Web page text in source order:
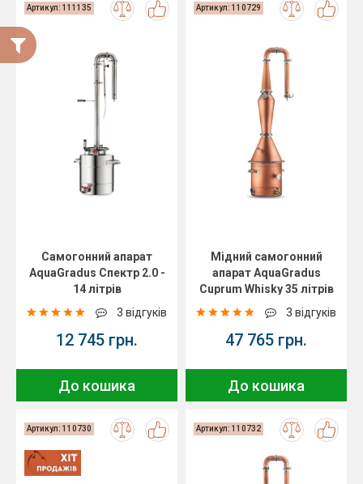
Артикул: 111135
Самогонний апарат
AquaGradus Спектр 2.0 -
14 літрів
3 відгуків
12 745 грн.
До кошика
Артикул: 110729
Мідний самогонний
апарат AquaGradus
Cuprum Whisky 35 літрів
3 відгуків
47 765 грн.
До кошика
Артикул: 110730 Артикул: 110732